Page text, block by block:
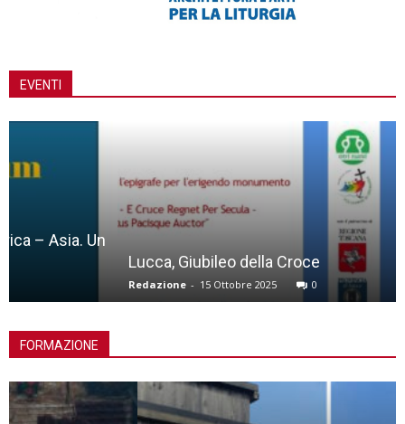
EVENTI
Lucca, Giubileo della Croce
15 Ottobre 2025 0
FORMAZIONE